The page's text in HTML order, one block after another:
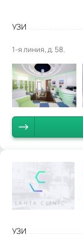
УЗИ
1-я линия, д. 58.
УЗИ